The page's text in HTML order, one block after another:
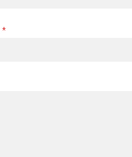
*